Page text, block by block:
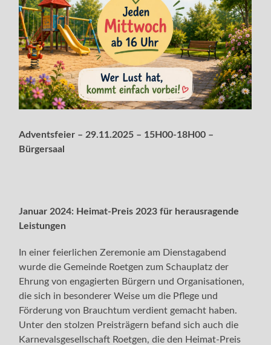
Adventsfeier – 29.11.2025 – 15H00-18H00 –
Bürgersaal
Januar 2024: Heimat-Preis 2023 für herausragende
Leistungen
In einer feierlichen Zeremonie am Dienstagabend
wurde die Gemeinde Roetgen zum Schauplatz der
Ehrung von engagierten Bürgern und Organisationen,
die sich in besonderer Weise um die Pflege und
Förderung von Brauchtum verdient gemacht haben.
Unter den stolzen Preisträgern befand sich auch die
Karnevalsgesellschaft Roetgen, die den Heimat-Preis